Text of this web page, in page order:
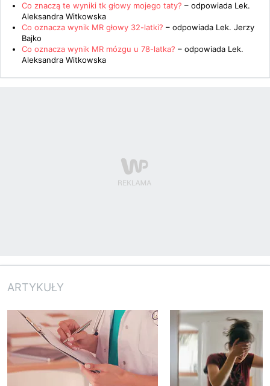
Co znaczą te wyniki tk głowy mojego taty? – odpowiada Lek.
Aleksandra Witkowska
Co oznacza wynik MR głowy 32-latki? – odpowiada Lek. Jerzy
Bajko
Co oznacza wynik MR mózgu u 78-latka? – odpowiada Lek.
Aleksandra Witkowska
ARTYKUŁY